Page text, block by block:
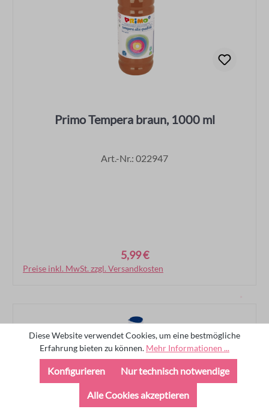
Primo Tempera braun, 1000 ml
Art.-Nr.: 022947
5,99 €
Preise inkl. MwSt. zzgl. Versandkosten
In den Warenkorb
Diese Website verwendet Cookies, um eine bestmögliche
Erfahrung bieten zu können. Mehr Informationen ...
Nur technisch notwendige
Konfigurieren
Alle Cookies akzeptieren